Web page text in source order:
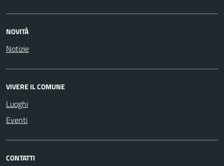
NOVITÀ
Notizie
VIVERE IL COMUNE
Luoghi
Eventi
CONTATTI